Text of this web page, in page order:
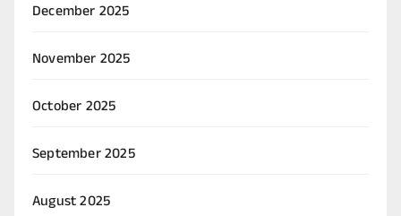
December 2025
November 2025
October 2025
September 2025
August 2025